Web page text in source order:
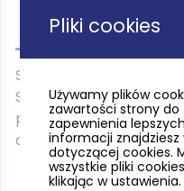
Szlak kończy się w
Smolnej. To spokojne
po wędrówce i punkt, z
do centrum Sopotu
Pliki cookies
Używamy plików
zawartości strony
zapewnienia
informacji
dotyczącej cookies.
wszystkie pliki
klikając w ustawienia.